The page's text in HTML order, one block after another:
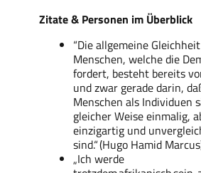
Zitate & Personen im Überblick
“Die allgemeine
Menschen, welche die
fordert, besteht bereits
und zwar gerade darin,
Menschen als Individuen
gleicher Weise einmalig,
einzigartig und
sind.“(Hugo Hamid
„Ich werde